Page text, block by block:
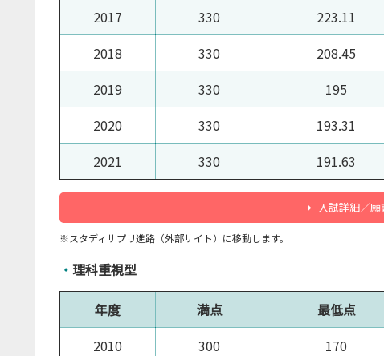
2017
330 223.11
2018
330 208.45
2019
330 195
2020
330 193.31
2021
330 191.63
入試詳細／
※スタディサプリ進路（外部サイト）に移動します。
・ 理科重視型
年度 満点 最低点
2010
300 170